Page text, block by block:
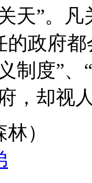
天”。
的政府
制度”
，却视
）